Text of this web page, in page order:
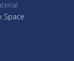
Space